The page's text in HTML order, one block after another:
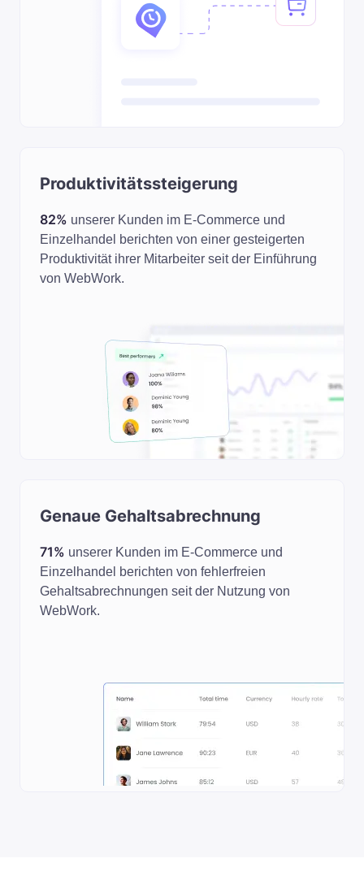
Produktivitätssteigerung
82% unserer Kunden im E-Commerce und
Einzelhandel berichten von einer gesteigerten
Produktivität ihrer Mitarbeiter seit der Einführung
von WebWork.
Genaue Gehaltsabrechnung
71% unserer Kunden im E-Commerce und
Einzelhandel berichten von fehlerfreien
Gehaltsabrechnungen seit der Nutzung von
WebWork.